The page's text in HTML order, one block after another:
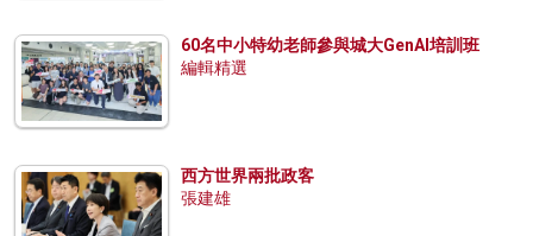
60名中小特幼老師參與城大GenAI培訓班
編輯精選
西方世界兩批政客
張建雄